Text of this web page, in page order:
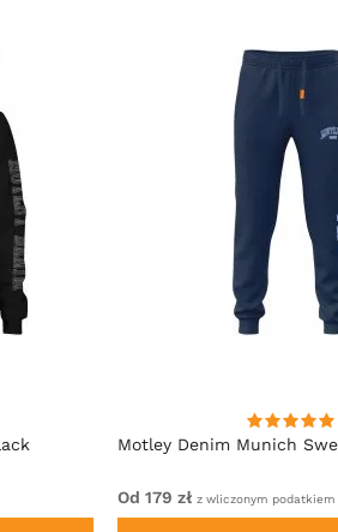
Motley Denim Munich
Od 179 zł z wliczonym podatkiem